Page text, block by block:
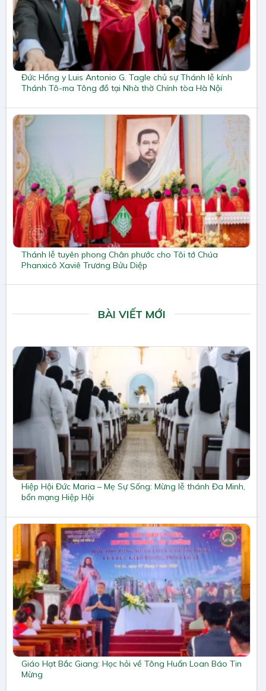
Đức Hồng y Luis Antonio G. Tagle chủ sự Thánh lễ kính
Thánh Tô-ma Tông đồ tại Nhà thờ Chính tòa Hà Nội
Thánh lễ tuyên phong Chân phước cho Tôi tớ Chúa
Phanxicô Xaviê Trương Bửu Diệp
BÀI VIẾT MỚI
Hiệp Hội Đức Maria – Mẹ Sự Sống: Mừng lễ thánh Đa Minh,
bổn mạng Hiệp Hội
Giáo Hạt Bắc Giang: Học hỏi về Tông Huấn Loan Báo Tin
Mừng